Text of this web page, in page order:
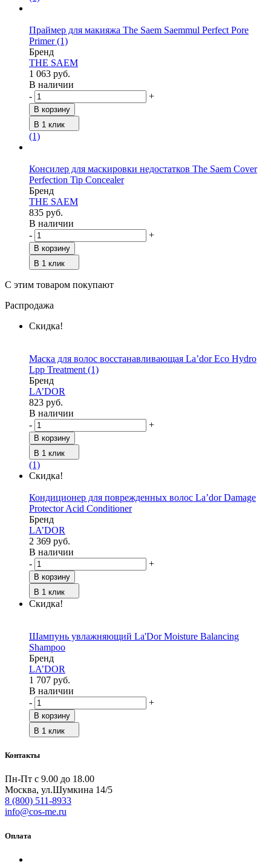
Праймер для макияжа The Saem Saemmul Perfect Pore
Primer(1)
Бренд
THE SAEM
1 063 руб.
В наличии
-
+
В корзину
В 1 клик
(1)
Консилер для маскировки недостатков The Saem Cover
Perfection Tip Concealer
Бренд
THE SAEM
835 руб.
В наличии
-
+
В корзину
В 1 клик
С этим товаром покупают
Распродажа
Скидка!
Маска для волос восстанавливающая La’dor Eco Hydro
Lpp Treatment (1)
Бренд
LA’DOR
823 руб.
В наличии
-
+
В корзину
В 1 клик
(1)
Скидка!
Кондиционер для поврежденных волос La’dor Damage
Protector Acid Conditioner
Бренд
LA’DOR
2 369 руб.
В наличии
-
+
В корзину
В 1 клик
Скидка!
Шампунь увлажняющий La'Dor Moisture Balancing
Shampoo
Бренд
LA’DOR
1 707 руб.
В наличии
-
+
В корзину
В 1 клик
Контакты
Пн-Пт с 9.00 до 18.00
Москва, ул.Шумкина 14/5
8 (800) 511-8933
info@cos-me.ru
Оплата